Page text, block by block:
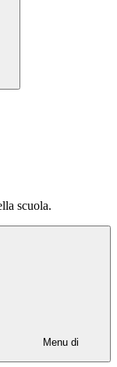
scuola.
Menu di